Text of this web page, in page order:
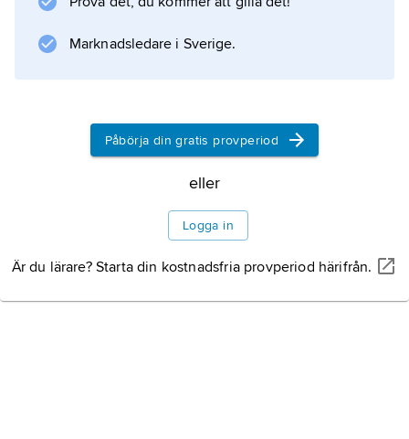
Marknadsledare i Sverige.
Påbörja din gratis provperiod
eller
Logga in
Är du lärare? Starta din kostnadsfria provperiod härifrån.